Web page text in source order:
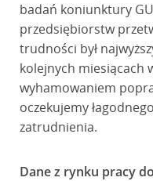
badań koniunktury
przedsiębiorstw
trudności był
kolejnych miesiącach
wyhamowaniem
oczekujemy
zatrudnienia.
Dane z rynku pracy